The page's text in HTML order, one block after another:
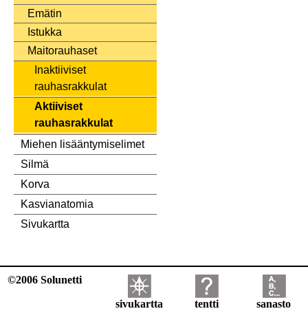
Emätin
Istukka
Maitorauhaset
Inaktiiviset
rauhasrakkulat
Aktiiviset
rauhasrakkulat
Miehen lisääntymiselimet
Silmä
Korva
Kasvianatomia
Sivukartta
©2006 Solunetti
sivukartta tentti
sanasto